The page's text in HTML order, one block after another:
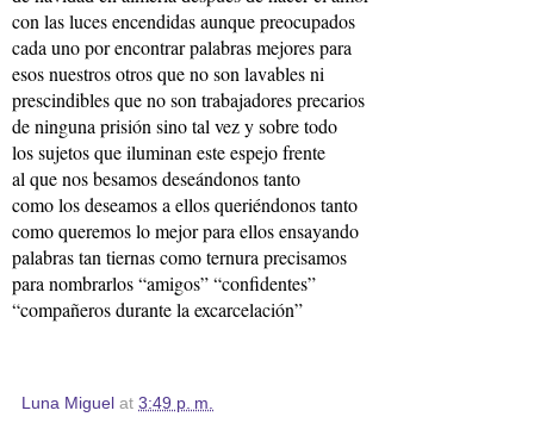
con las luces encendidas aunque preocupados
cada uno por encontrar palabras mejores para
esos nuestros otros que no son lavables ni
prescindibles que no son trabajadores precarios
de ninguna prisión sino tal vez y sobre todo
los sujetos que iluminan este espejo frente
al que nos besamos deseándonos tanto
como los deseamos a ellos queriéndonos tanto
como queremos lo mejor para ellos ensayando
palabras tan tiernas como ternura precisamos
para nombrarlos “amigos” “confidentes”
“compañeros durante la excarcelación”
Luna Miguel at 3:49 p. m.